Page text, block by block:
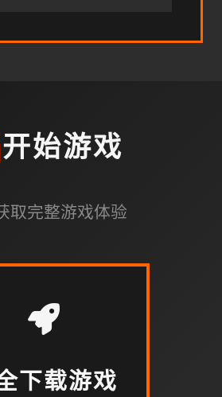
开始游戏
取完整游戏体验
下载游戏